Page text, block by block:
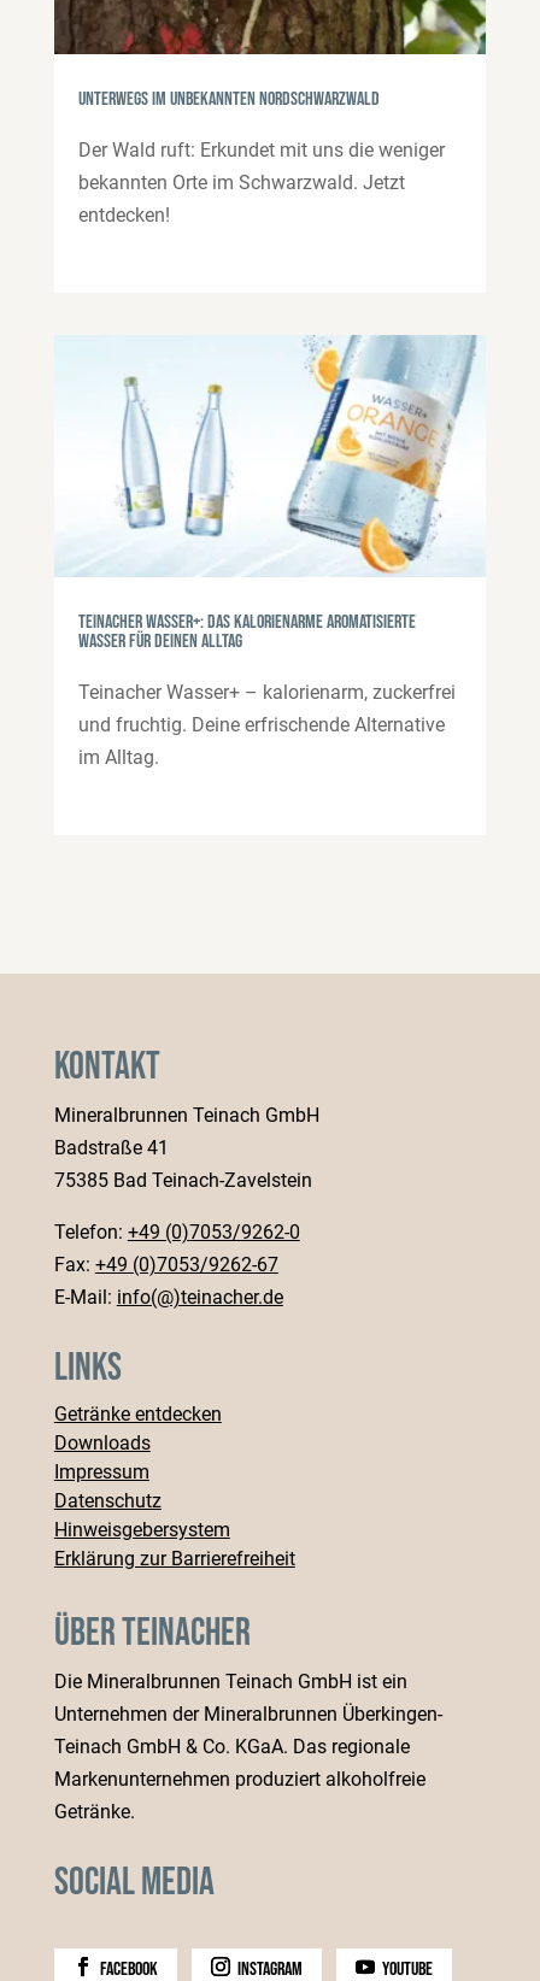
Unterwegs im unbekannten Nordschwarzwald
Der Wald ruft: Erkundet mit uns die weniger
bekannten Orte im Schwarzwald. Jetzt
entdecken!
Teinacher Wasser+: das kalorienarme aromatisierte
Wasser für deinen Alltag
Teinacher Wasser+ – kalorienarm, zuckerfrei
und fruchtig. Deine erfrischende Alternative
im Alltag.
Kontakt
Mineralbrunnen Teinach GmbH
Badstraße 41
75385 Bad Teinach-Zavelstein
Telefon: +49 (0)7053/9262-0
Fax: +49 (0)7053/9262-67
E-Mail: info(@)teinacher.de
Links
Getränke entdecken
Downloads
Impressum
Datenschutz
Hinweisgebersystem
Erklärung zur Barrierefreiheit
Über Teinacher
Die Mineralbrunnen Teinach GmbH ist ein
Unternehmen der Mineralbrunnen Überkingen-
Teinach GmbH & Co. KGaA. Das regionale
Markenunternehmen produziert alkoholfreie
Getränke.
Social Media
facebook instagram youtube